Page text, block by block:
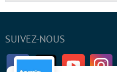
SUIVEZ-NOUS
FacebookTwitter Youtube